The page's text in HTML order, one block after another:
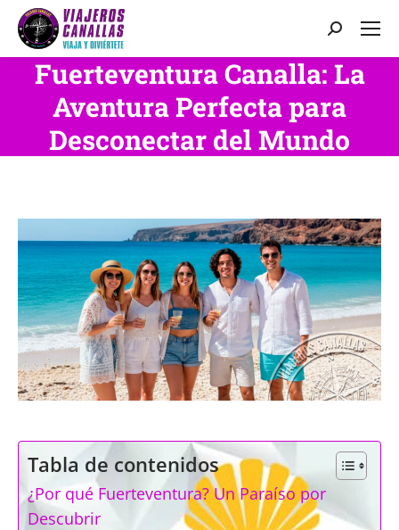
Buscar:
Fuerteventura Canalla: La
Aventura Perfecta para
Desconectar del Mundo
Tabla de contenidos
¿Por qué Fuerteventura? Un Paraíso por
Descubrir